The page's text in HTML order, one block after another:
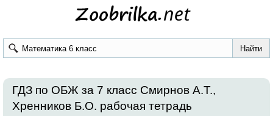
ГДЗ по ОБЖ за 7 класс Смирнов А.Т.,
Хренников Б.О. рабочая тетрадь